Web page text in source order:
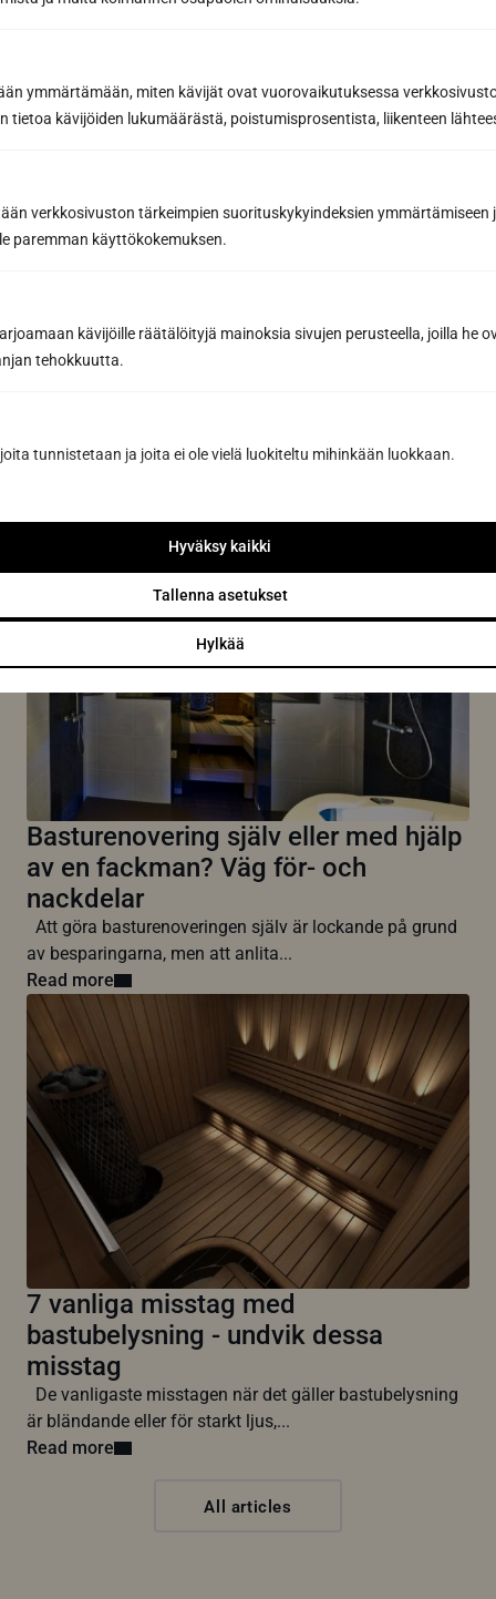
ymmärtämään, miten kävijät ovat vuorovaikutuksessa
tietoa kävijöiden lukumäärästä, poistumisprosentista, liikenteen
verkkosivuston tärkeimpien suorituskykyindeksien ymmärtämiseen
paremman käyttökokemuksen.
kävijöille räätälöityjä mainoksia sivujen perusteella, joilla he
tehokkuutta.
tunnistetaan ja joita ei ole vielä luokiteltu mihinkään luokkaan.
Hylkää
Tallenna asetukset
Hyväksy kaikki
Hemligheten bakom en lång livslängd för din
Basturenovering själv eller med hjälp
av en fackman? Väg för- och
nackdelar
Att göra basturenoveringen själv är lockande på grund
av besparingarna, men att anlita...
Read more
7 vanliga misstag med
bastubelysning - undvik dessa
misstag
De vanligaste misstagen när det gäller bastubelysning
är bländande eller för starkt ljus,...
Read more
All articles